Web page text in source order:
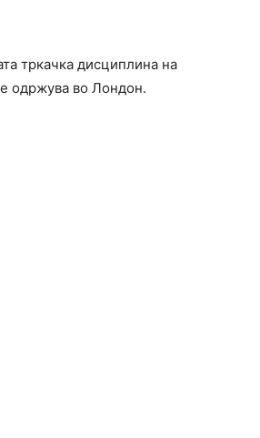
тркачка дисциплина на
одржува во Лондон.